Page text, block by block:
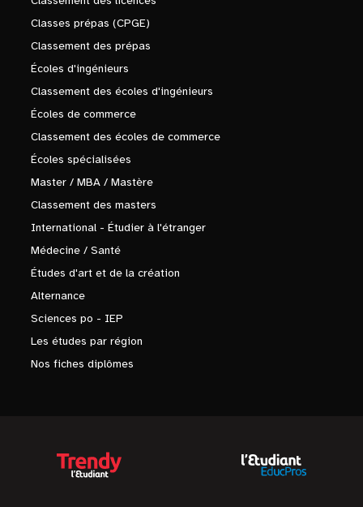
Classes prépas (CPGE)
Classement des prépas
Écoles d'ingénieurs
Classement des écoles d'ingénieurs
Écoles de commerce
Classement des écoles de commerce
Écoles spécialisées
Master / MBA / Mastère
Classement des masters
International - Étudier à l'étranger
Médecine / Santé
Études d'art et de la création
Alternance
Sciences po - IEP
Les études par région
Nos fiches diplômes